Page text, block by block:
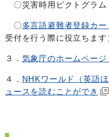
〇災害時用ピクトグラム
〇多言語避難者登録カー
受付を行う際に役立ちま
３． 気象庁のホームページ
４． NHKワールド（英語
ュースを読むことができ